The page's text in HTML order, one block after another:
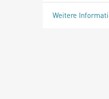
Weitere